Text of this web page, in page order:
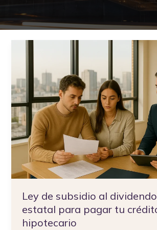
Ley de subsidio al
estatal para pagar tu
hipotecario
subsidio
al
dividendo:
Apoyo
estatal
para
pagar
crédito
hipotecario